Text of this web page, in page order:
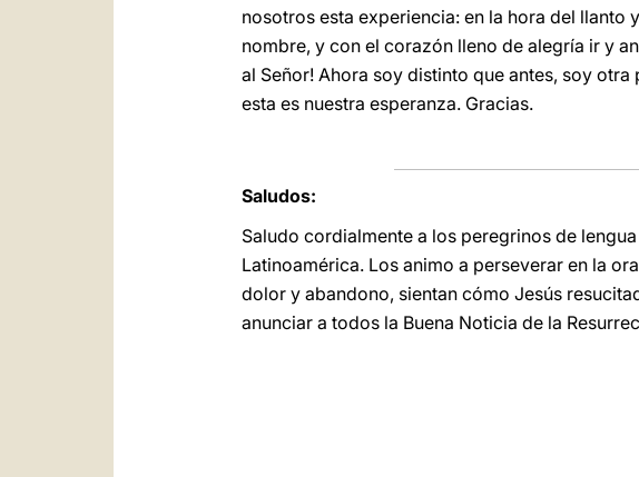
nosotros esta experiencia: en la hora del llanto
nombre, y con el corazón lleno de alegría ir y
al Señor! Ahora soy distinto que antes, soy
esta es nuestra esperanza. Gracias.
Saludos:
Saludo cordialmente a los peregrinos de
Latinoamérica. Los animo a perseverar en la
dolor y abandono, sientan cómo Jesús
anunciar a todos la Buena Noticia de la